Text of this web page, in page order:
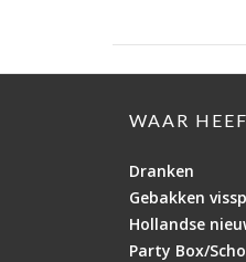
WAAR
Dranken
Gebakken
Hollandse
Party Box/